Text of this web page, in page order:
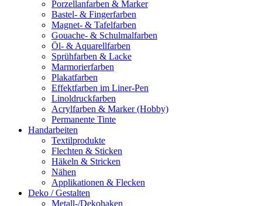
Porzellanfarben & Marker
Bastel- & Fingerfarben
Magnet- & Tafelfarben
Gouache- & Schulmalfarben
Öl- & Aquarellfarben
Sprühfarben & Lacke
Marmorierfarben
Plakatfarben
Effektfarben im Liner-Pen
Linoldruckfarben
Acrylfarben & Marker (Hobby)
Permanente Tinte
Handarbeiten
Textilprodukte
Flechten & Sticken
Häkeln & Stricken
Nähen
Applikationen & Flecken
Deko / Gestalten
Metall-/Dekohaken